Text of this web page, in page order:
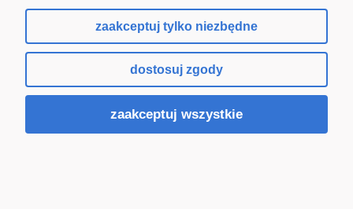
zaakceptuj tylko niezbędne
dostosuj zgody
zaakceptuj wszystkie